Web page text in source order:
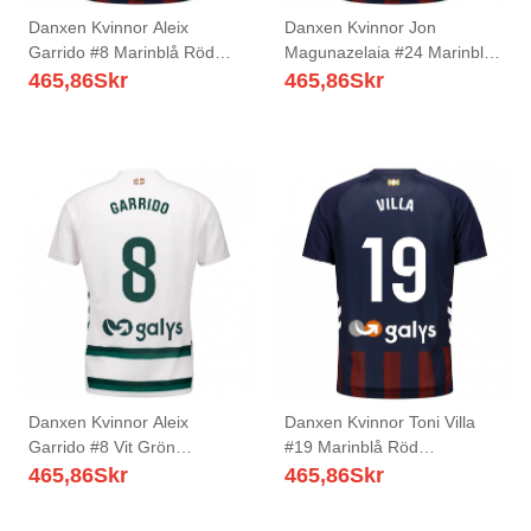
Danxen Kvinnor Aleix
Garrido #8 Marinblå Röd
Hemmatröja Matchtröjor
465,86Skr
Danxen Kvinnor Jon
Magunazelaia #24 Marinblå
Röd Hemmatröja Matchtröjor
465,86Skr
Danxen Kvinnor Aleix
Garrido #8 Vit Grön
Bortatröja Matchtröjor
465,86Skr
Danxen Kvinnor Toni Villa
#19 Marinblå Röd
Hemmatröja Matchtröjor
465,86Skr